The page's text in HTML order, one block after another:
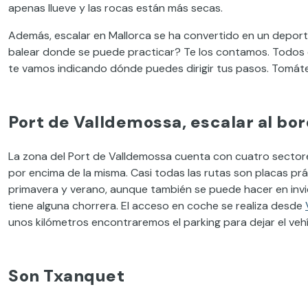
apenas llueve y las rocas están más secas.
Además, escalar en Mallorca se ha convertido en un
balear donde se puede practicar? Te los contamos.
te vamos indicando dónde puedes dirigir tus pasos.
Port de Valldemossa, escalar al
La zona del Port de Valldemossa cuenta con cuatro
por encima de la misma. Casi todas las rutas son placas
primavera y verano, aunque también se puede hacer en
tiene alguna chorrera. El acceso en coche se realiza desde
unos kilómetros encontraremos el parking para dejar el
Son Txanquet